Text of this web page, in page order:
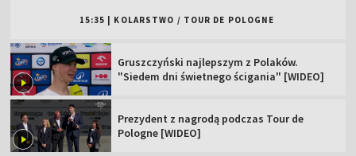
15:35 KOLARSTWO / TOUR DE POLOGNE
Gruszczyński najlepszym z Polaków.
"Siedem dni świetnego ścigania" [WIDEO]
Prezydent z nagrodą podczas Tour de
Pologne [WIDEO]